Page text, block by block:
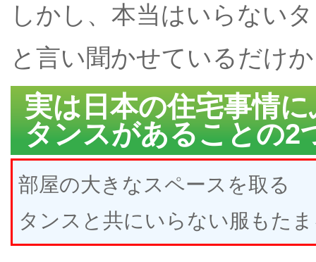
しかし、本当はいらない
と言い聞かせているだけ
実は日本の住宅事情
タンスがあることの2
部屋の大きなスペースを取る
タンスと共にいらない服もた